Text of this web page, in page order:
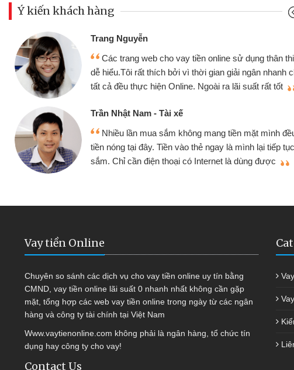
Ý kiến khách hàng
online sử dụng thân thiện,
gian giải ngân nhanh chóng
ra lãi suất rất tốt
tiền mặt mình đều vay
ngay là mình lại tiếp tục mua
là dùng được
Mình cần tiền gấp
nhưng thật may đã có
không cần gặp mặt
bè biết
Tôi kinh doanh buôn
hàng, nhờ biết đến
quyết được công việc
Vay tiền Online
Chuyên so sánh các dịch vụ cho vay tiền online uy tín bằng
CMND, vay tiền online lãi suất 0 nhanh nhất không cần gặp
mặt, tổng hợp các web vay tiền online trong ngày từ các ngân
hàng và công ty tài chính tại Việt Nam
Www.vaytienonline.com không phải là ngân hàng, tổ chức tín
dụng hay công ty cho vay!
Contact Us